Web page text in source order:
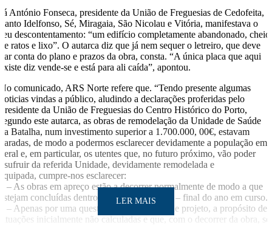
Já António Fonseca, presidente da União de Freguesias de Cedofeita,
Santo Idelfonso, Sé, Miragaia, São Nicolau e Vitória, manifestava o
seu descontentamento: “um edifício completamente abandonado, cheio
de ratos e lixo”. O autarca diz que já nem sequer o letreiro, que deve
dar conta do plano e prazos da obra, consta. “A única placa que aqui
existe diz vende-se e está para ali caída”, apontou.
No comunicado, ARS Norte refere que. “Tendo presente algumas
noticias vindas a público, aludindo a declarações proferidas pelo
Presidente da União de Freguesias do Centro Histórico do Porto,
segundo este autarca, as obras de remodelação da Unidade de Saúde
da Batalha, num investimento superior a 1.700.000, 00€, estavam
paradas, de modo a podermos esclarecer devidamente a população em
geral e, em particular, os utentes que, no futuro próximo, vão poder
usufruir da referida Unidade, devidamente remodelada e
equipada, cumpre-nos esclarecer:
1 – As obras em apreço estão a decorrer normalmente de modo a que
estejam concluídas dentro do prazo previsível – final do ano em curso.
2 – Apenas por uma questão de ajustamento de projeto, a propósito de
situações inicialmente não calculadas e que, com o decorrer da obra, se
LER MAIS